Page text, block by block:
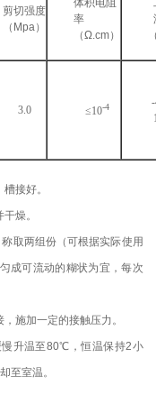
剪切强度
（Mpa）
率
（Ω.cm）
3.0 ≤10-4
接好。
干燥。
称取两组份（可根据实际使用
成可流动的糊状为宜 ，每次
，施加一定的接触压力 。
升温至80℃，恒温保持2小
至室温 。